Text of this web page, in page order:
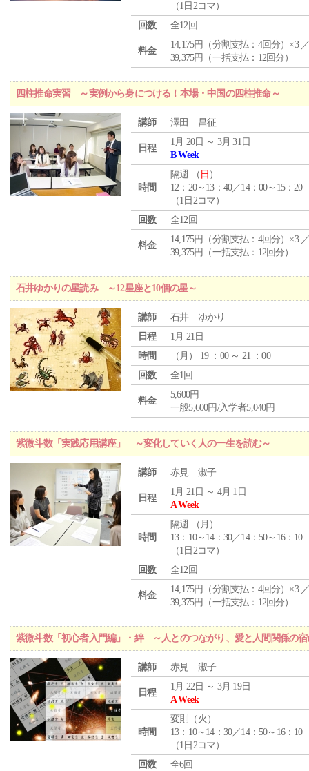
（1日2コマ）
回数
全12回
料金
14,175円（分割支払：4回分）×3
39,375円（一括支払：12回分）
四柱推命実習 ～実例から身につける！本場・中国の四柱推命～
講師 澤田 昌征
日程
1月 20日 ～ 3月 31日
B Week
時間
隔週 （ 日 ）
12：20～13：40／14：00～15：20
（1日2コマ）
回数
全12回
料金
14,175円（分割支払：4回分）×3
39,375円（一括支払：12回分）
石井ゆかりの星読み ～12星座と10個の星～
講師
石井 ゆかり
日程
1月 21日
時間
（ 月 ） 19 ：00 ～ 21 ：00
回数
全1回
料金
5,600円
一般5,600円/入学者5,040円
紫微斗数「実践応用講座」 ～変化していく人の一生を読む～
講師 赤見 淑子
日程
1月 21日 ～ 4月 1日
A Week
時間
隔週 （ 月 ）
13：10～14：30／14：50～16：10
（1日2コマ）
回数
全12回
料金
14,175円（分割支払：4回分）×3
39,375円（一括支払：12回分）
紫微斗数「初心者入門編」・絆 ～人とのつながり、愛と人間関係の宿
講師 赤見 淑子
日程
1月 22日 ～ 3月 19日
A Week
時間
変則（火）
13：10～14：30／14：50～16：10
（1日2コマ）
回数
全6回